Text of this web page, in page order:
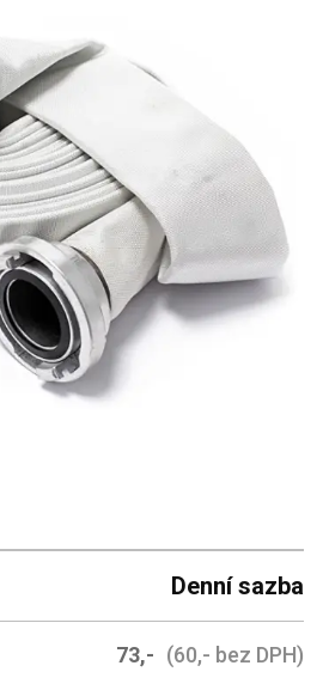
Denní sazba
73,- (60,- bez DPH)